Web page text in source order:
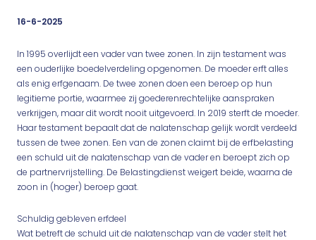
16-6-2025
In 1995 overlijdt een vader van twee zonen. In zijn testament was
een ouderlijke boedelverdeling opgenomen. De moeder erft alles
als enig erfgenaam. De twee zonen doen een beroep op hun
legitieme portie, waarmee zij goederenrechtelijke aanspraken
verkrijgen, maar dit wordt nooit uitgevoerd. In 2019 sterft de moeder.
Haar testament bepaalt dat de nalatenschap gelijk wordt verdeeld
tussen de twee zonen. Een van de zonen claimt bij de erfbelasting
een schuld uit de nalatenschap van de vader en beroept zich op
de partnervrijstelling. De Belastingdienst weigert beide, waarna de
zoon in (hoger) beroep gaat.
Schuldig gebleven erfdeel
Wat betreft de schuld uit de nalatenschap van de vader stelt het